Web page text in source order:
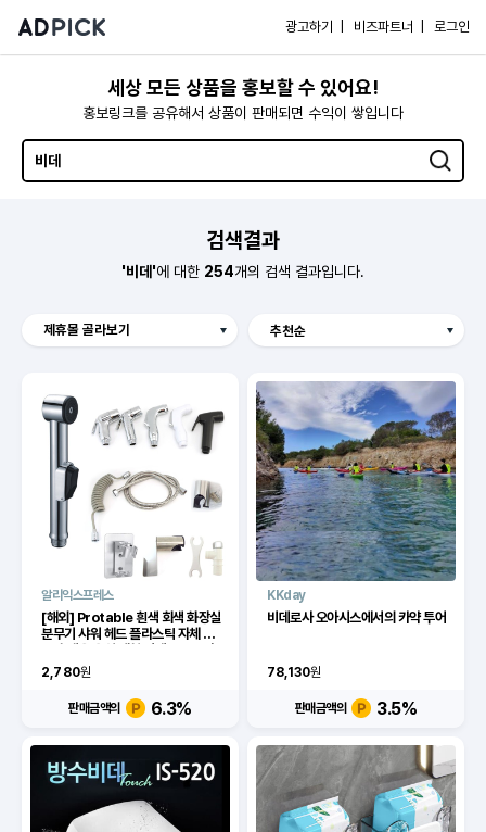
광고하기 | 비즈파트너 | 로그인
세상 모든 상품을 홍보할 수 있어요!
홍보링크를 공유해서 상품이 판매되면 수익이 쌓입니다
검색결과
'비데'에 대한 254개의 검색 결과입니다.
제휴몰 골라보기
쿠팡 알리익스프레스 애드픽 지식마켓 SSG KKday
G마켓 GS SHOP CJ온스타일 더블유컨셉코리아
알리익스프레스
[해외] Protable 흰색 회색 화장실
분무기 샤워 헤드 플라스틱 자체 청
스프레이 워터 호스 홀더
2,780원
판매금액의 6.3%
KKday
비데로사 오아시스에서의 카약 투어
78,130원
판매금액의 3.5%